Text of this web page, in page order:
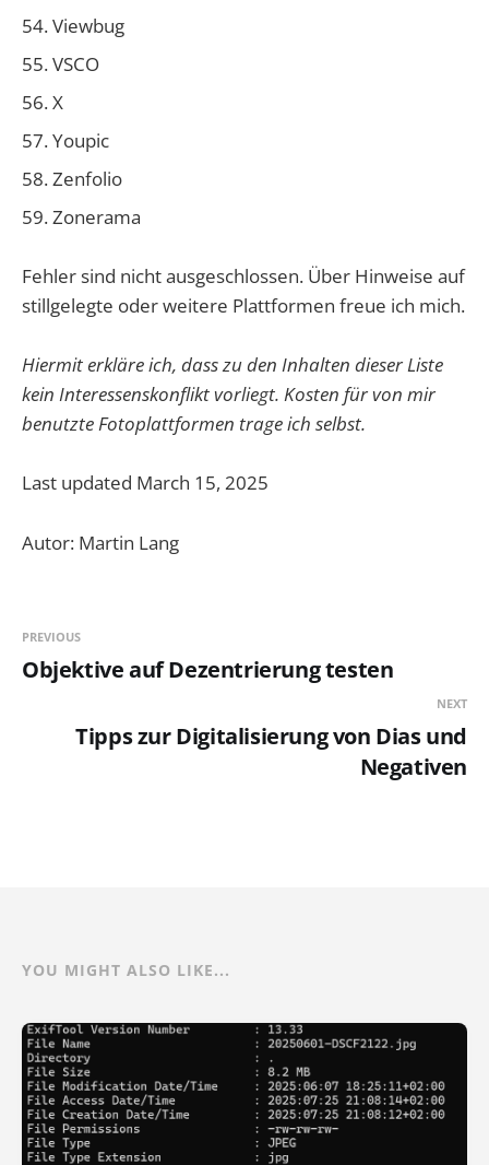
Viewbug
VSCO
X
Youpic
Zenfolio
Zonerama
Fehler sind nicht ausgeschlossen. Über Hinweise auf
stillgelegte oder weitere Plattformen freue ich mich.
Hiermit erkläre ich, dass zu den Inhalten dieser Liste
kein Interessenskonflikt vorliegt. Kosten für von mir
benutzte Fotoplattformen trage ich selbst.
Last updated March 15, 2025
Autor: Martin Lang
PREVIOUS
Objektive auf Dezentrierung testen
NEXT
Tipps zur Digitalisierung von Dias und
Negativen
YOU MIGHT ALSO LIKE...